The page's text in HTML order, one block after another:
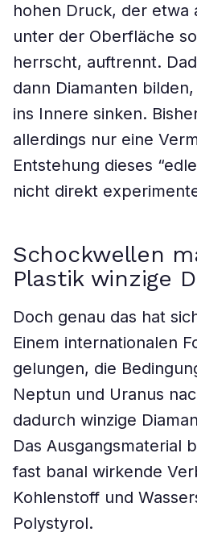
hohen Druck, der etwa
unter der Oberfläche
herrscht, auftrennt.
dann Diamanten
ins Innere sinken.
allerdings nur eine
Entstehung dieses
nicht direkt
Schockwellen
Plastik winzige
Doch genau das hat
Einem internationalen
gelungen, die
Neptun und Uranus
dadurch winzige
Das Ausgangsmaterial
fast banal wirkende
Kohlenstoff und
Polystyrol.